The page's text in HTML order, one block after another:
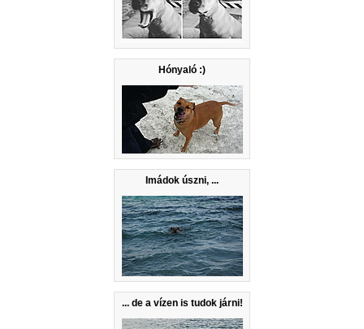
Hónyaló :)
Imádok úszni, ...
... de a vízen is tudok járni!